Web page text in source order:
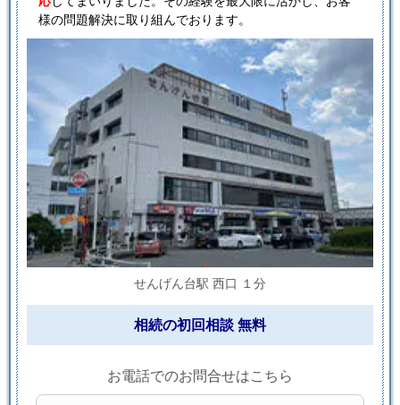
様の問題解決に取り組んでおります。
せんげん台駅 西口 １分
相続の初回相談 無料
お電話でのお問合せはこちら